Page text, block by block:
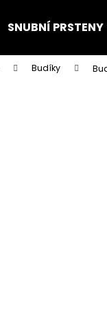
SNUBNÍ PRSTENY
Budíky